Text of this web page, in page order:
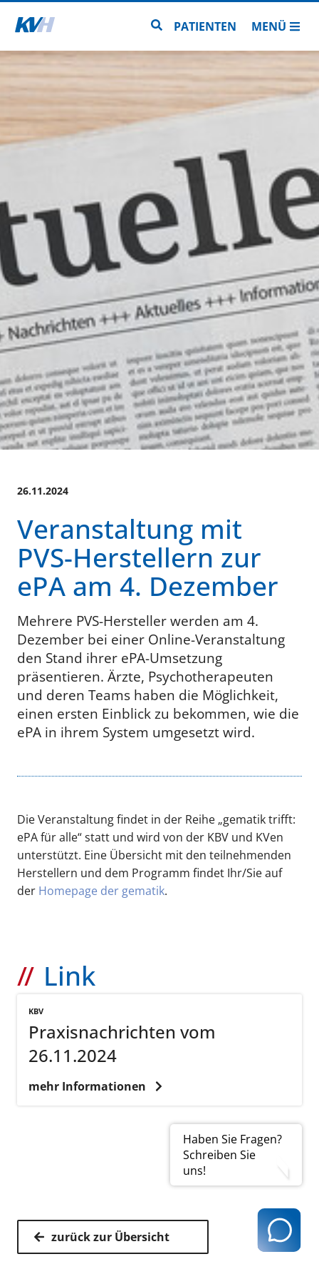
Zur Startseite Zur Seitensuche
PATIENTEN MENÜ
Haben Sie Fragen?
Schreiben Sie
uns!
26.11.2024
Veranstaltung mit
PVS-Herstellern zur
ePA am 4. Dezember
Mehrere PVS-Hersteller werden am 4.
Dezember bei einer Online-Veranstaltung
den Stand ihrer ePA-Umsetzung
präsentieren. Ärzte, Psychotherapeuten
und deren Teams haben die Möglichkeit,
einen ersten Einblick zu bekommen, wie die
ePA in ihrem System umgesetzt wird.
Die Veranstaltung findet in der Reihe „gematik trifft:
ePA für alle“ statt und wird von der KBV und KVen
unterstützt. Eine Übersicht mit den teilnehmenden
Herstellern und dem Programm findet Ihr/Sie auf
der Homepage der gematik.
Link
KBV
Praxisnachrichten vom
26.11.2024
mehr Informationen
zurück zur Übersicht